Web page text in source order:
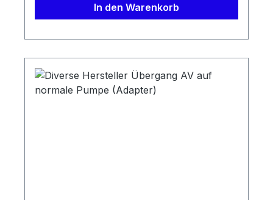
In den Warenkorb